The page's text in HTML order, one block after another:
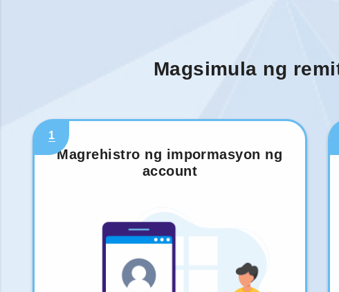
Magsimula ng
1
Magrehistro ng impormasyon ng
account